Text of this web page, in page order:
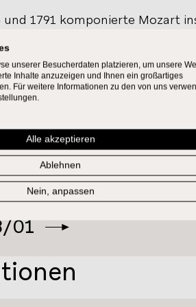
und 1791 komponierte Mozart
Konzerte für zwei oder drei
Rondosätze. Darüber
Fragmenten von
wurden noch nicht für das
– Orgel, Cembalo,
die unspezifische
Mozart dann die technisch
kennen. Die Holzbläser
in vielen unterschiedlichen
01
unserer Besucherdaten platzieren, um unsere
Inhalte anzuzeigen und Ihnen ein großartiges
Für weitere Informationen zu den von uns
Alle akzeptieren
Ablehnen
Nein, anpassen